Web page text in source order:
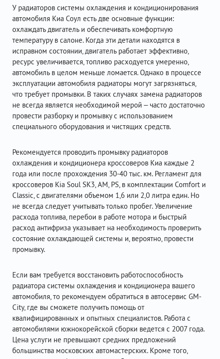
У радиаторов системы охлаждения и кондиционирования
автомобиля Киа Соул есть две основные функции:
охлаждать двигатель и обеспечивать комфортную
температуру в салоне. Когда эти детали находятся в
исправном состоянии, двигатель работает эффективно,
ресурс увеличивается, топливо расходуется умеренно,
автомобиль в целом меньше ломается. Однако в процессе
эксплуатации автомобиля радиаторы могут загрязняться,
что требует промывки. В таких случаях замена радиаторов
не всегда является необходимой мерой – часто достаточно
провести разборку и промывку с использованием
специального оборудования и чистящих средств.
Рекомендуется проводить промывку радиаторов
охлаждения и кондиционера кроссоверов Киа каждые 2
года или после прохождения 30-40 тыс. км. Регламент для
кроссоверов Kia Soul SK3, AM, PS, в комплектации Comfort и
Classic, с двигателями объемом 1,6 или 2,0 литра един. Но
не всегда следует учитывать только пробег. Увеличение
расхода топлива, перебои в работе мотора и быстрый
расход антифриза указывает на необходимость проверить
состояние охлаждающей системы и, вероятно, провести
промывку.
Если вам требуется восстановить работоспособность
радиатора системы охлаждения и кондиционера вашего
автомобиля, то рекомендуем обратиться в автосервис GM-
City, где вы сможете получить помощь от
квалифицированных и опытных специалистов. Работа с
автомобилями южнокорейской сборки ведется с 2007 года.
Цена услуги не превышают средних предложений
большинства московских автомастерских. Кроме того,